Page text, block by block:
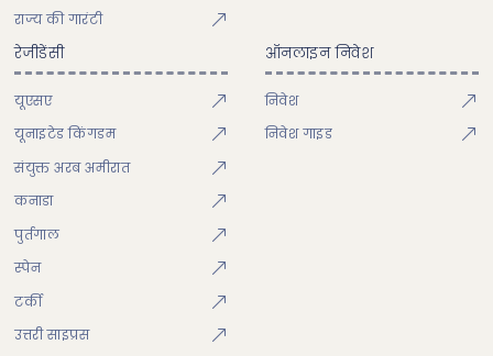
राज्य की गारंटी
रेजीडेंसी
यूएसए
यूनाइटेड किंगडम
संयुक्त अरब अमीरात
कनाडा
पुर्तगाल
स्पेन
टर्की
उत्तरी साइप्रस
ऑनलाइन निवेश
निवेश
निवेश गाइड